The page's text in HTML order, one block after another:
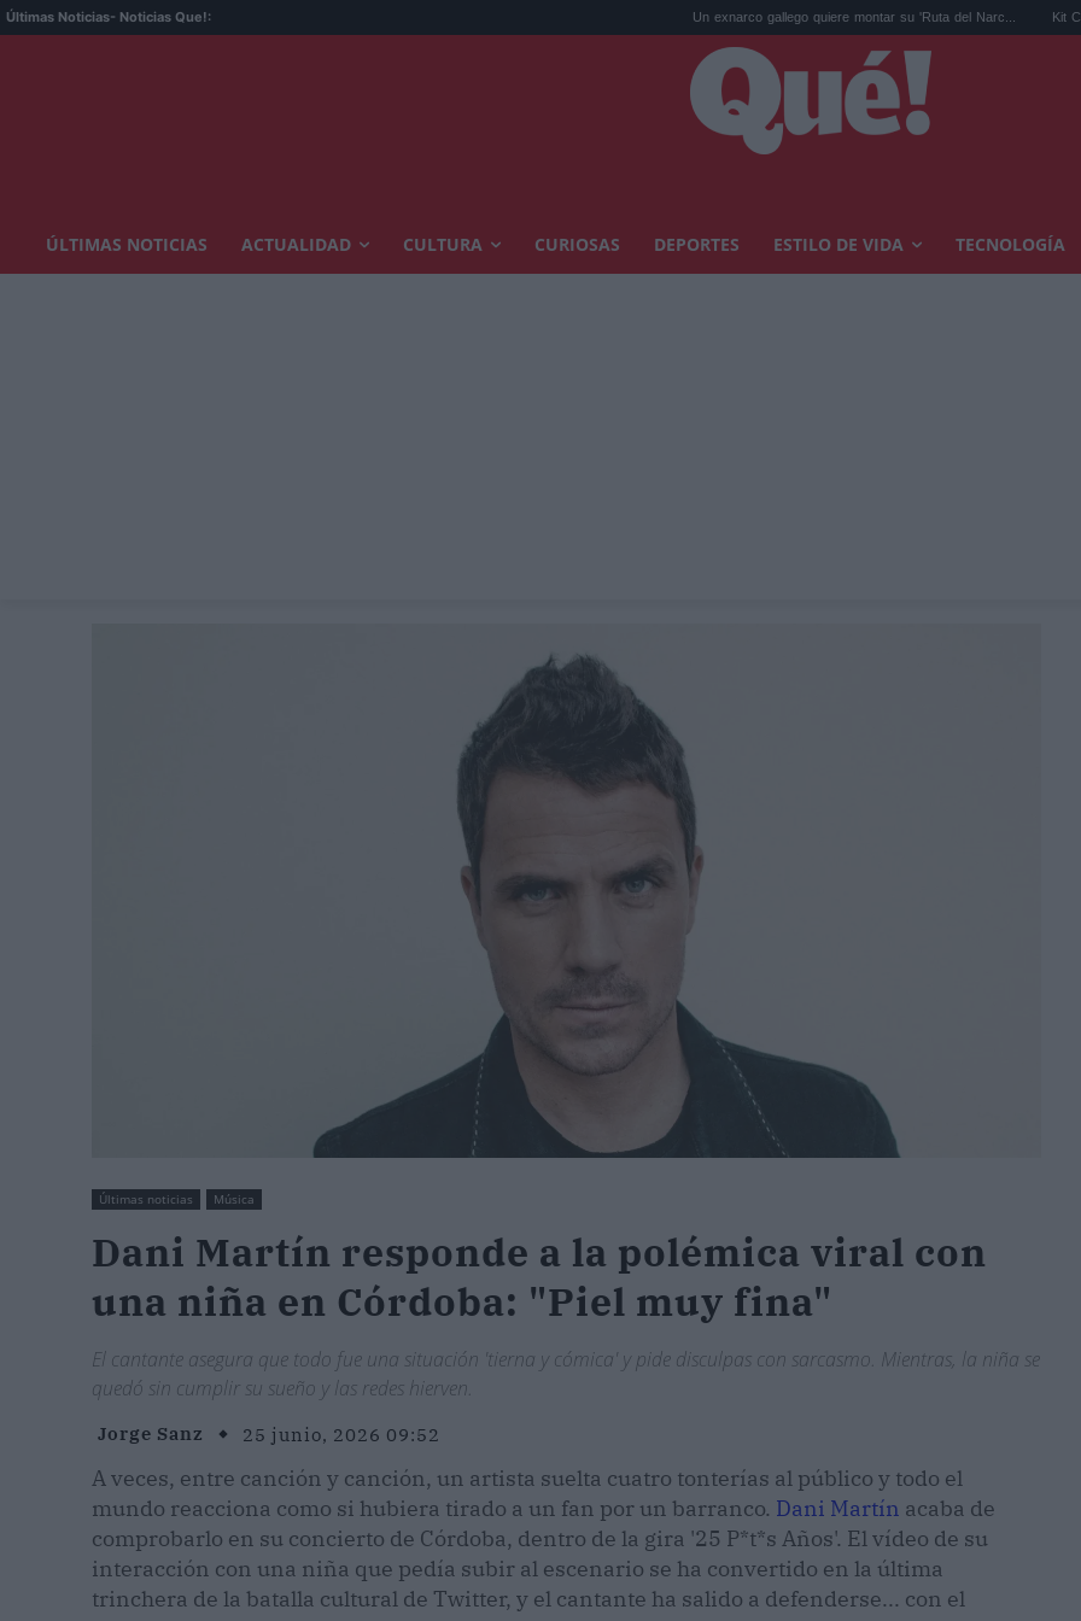
Últimas Noticias- Noticias Que!: Un exnarco gallego quiere montar su 'Ruta del Narc... Kit Connor será
ÚLTIMAS NOTICIAS ACTUALIDAD CULTURA CURIOSAS DEPORTES ESTILO DE VIDA TECNOLOGÍA
Últimas noticias Música
Dani Martín responde a la polémica viral con
una niña en Córdoba: "Piel muy fina"
El cantante asegura que todo fue una situación 'tierna y cómica' y pide disculpas con sarcasmo. Mientras, la niña se
quedó sin cumplir su sueño y las redes hierven.
Jorge Sanz 25 junio, 2026 09:52
A veces, entre canción y canción, un artista suelta cuatro tonterías al público y todo el
mundo reacciona como si hubiera tirado a un fan por un barranco. Dani Martín acaba de
comprobarlo en su concierto de Córdoba, dentro de la gira '25 P*t*s Años'. El vídeo de su
interacción con una niña que pedía subir al escenario se ha convertido en la última
trinchera de la batalla cultural de Twitter, y el cantante ha salido a defenderse... con el